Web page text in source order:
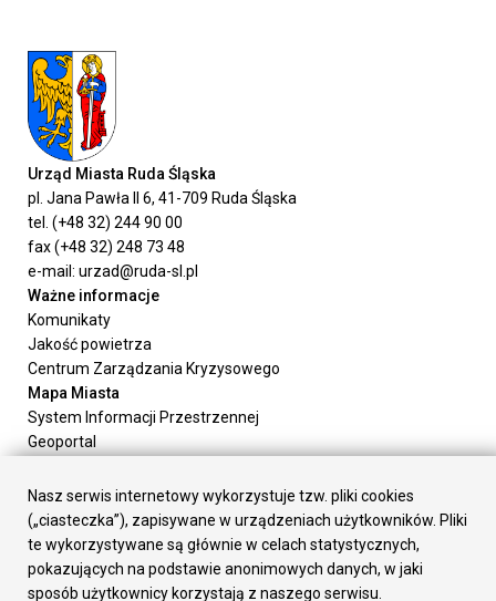
Urząd Miasta Ruda Śląska
pl. Jana Pawła II 6, 41-709 Ruda Śląska
tel. (+48 32) 244 90 00
fax (+48 32) 248 73 48
e-mail: urzad@ruda-sl.pl
Ważne informacje
Komunikaty
Jakość powietrza
Centrum Zarządzania Kryzysowego
Mapa Miasta
System Informacji Przestrzennej
Geoportal
Załatw sprawę
Prezydent Miasta
Rada Miasta
Wydziały
Elektroniczna Skrzynka Podawcza
Nasz serwis internetowy wykorzystuje tzw. pliki cookies
(„ciasteczka”), zapisywane w urządzeniach użytkowników. Pliki
te wykorzystywane są głównie w celach statystycznych,
pokazujących na podstawie anonimowych danych, w jaki
sposób użytkownicy korzystają z naszego serwisu.